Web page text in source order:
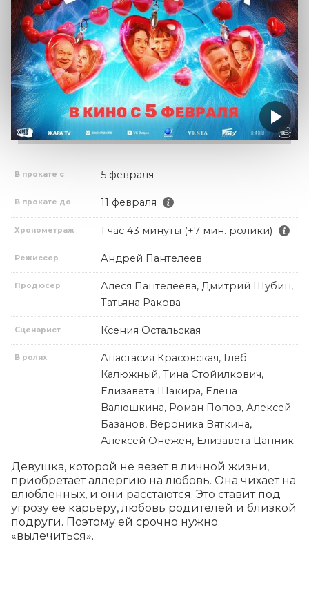
В прокате с 5 февраля
В прокате до 11 февраля
Хронометраж 1 час 43 минуты (+7 мин. ролики)
Режиссер Андрей Пантелеев
Продюсер
Алеся Пантелеева, Дмитрий Шубин,
Татьяна Ракова
Сценарист Ксения Остальская
В ролях
Анастасия Красовская, Глеб
Калюжный, Тина Стойилкович,
Елизавета Шакира, Елена
Валюшкина, Роман Попов, Алексей
Базанов, Вероника Вяткина,
Алексей Онежен, Елизавета Цапник
Девушка, которой не везет в личной жизни,
приобретает аллергию на любовь. Она чихает на
влюбленных, и они расстаются. Это ставит под
угрозу ее карьеру, любовь родителей и близкой
подруги. Поэтому ей срочно нужно
«вылечиться».